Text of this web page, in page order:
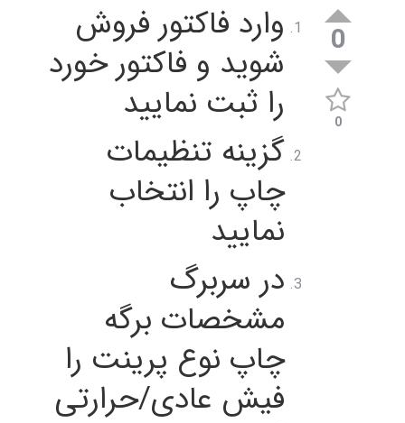
0
0
وارد فاکتور فروش
شوید و فاکتور خورد
را ثبت نمایید
گزینه تنظیمات
چاپ را انتخاب
نمایید
در سربرگ
مشخصات برگه
چاپ نوع پرینت را
فیش عادی/حرارتی